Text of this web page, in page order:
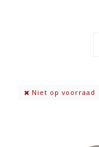
Niet op voorraad